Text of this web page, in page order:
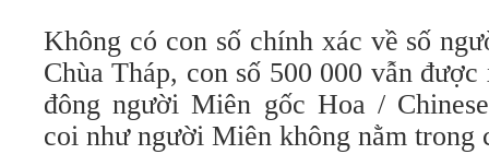
Không có con số chính xác về số
Chùa Tháp, con số 500 000 vẫn
đông người Miên gốc Hoa /
coi như người Miên không nằm trong